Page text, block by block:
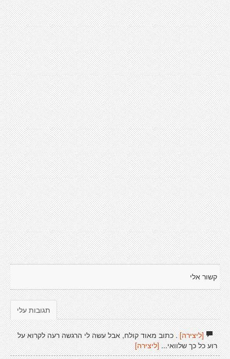
קשור אלי
תגובות עלי
[ליצירה]. כתוב מאוד קולח, אבל עשה לי הרגשה רעה לקרוא על
רוע כל כך שלוואי... [ליצירה]